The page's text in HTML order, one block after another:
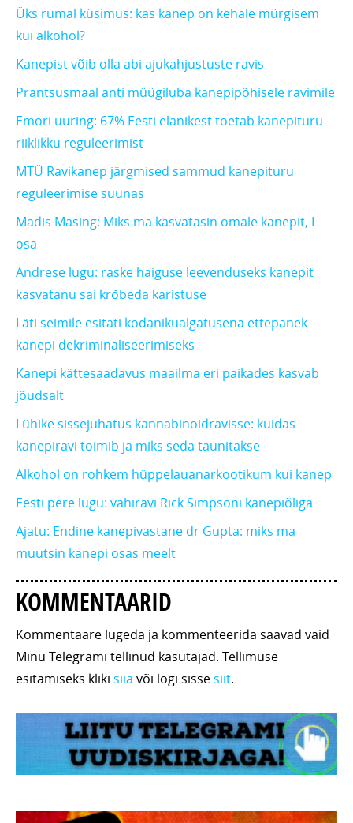
Üks rumal küsimus: kas kanep on kehale mürgisem
kui alkohol?
Kanepist võib olla abi ajukahjustuste ravis
Prantsusmaal anti müügiluba kanepipõhisele ravimile
Emori uuring: 67% Eesti elanikest toetab kanepituru
riiklikku reguleerimist
MTÜ Ravikanep järgmised sammud kanepituru
reguleerimise suunas
Madis Masing: Miks ma kasvatasin omale kanepit, I
osa
Andrese lugu: raske haiguse leevenduseks kanepit
kasvatanu sai krõbeda karistuse
Läti seimile esitati kodanikualgatusena ettepanek
kanepi dekriminaliseerimiseks
Kanepi kättesaadavus maailma eri paikades kasvab
jõudsalt
Lühike sissejuhatus kannabinoidravisse: kuidas
kanepiravi toimib ja miks seda taunitakse
Alkohol on rohkem hüppelauanarkootikum kui kanep
Eesti pere lugu: vähiravi Rick Simpsoni kanepiõliga
Ajatu: Endine kanepivastane dr Gupta: miks ma
muutsin kanepi osas meelt
KOMMENTAARID
Kommentaare lugeda ja kommenteerida saavad vaid
Minu Telegrami tellinud kasutajad. Tellimuse
esitamiseks kliki siia või logi sissesiit.